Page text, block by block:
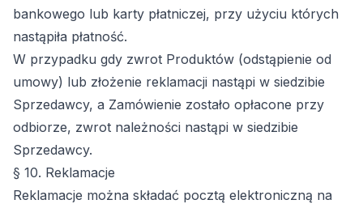
bankowego lub karty płatniczej, przy użyciu których
nastąpiła płatność.
W przypadku gdy zwrot Produktów (odstąpienie od
umowy) lub złożenie reklamacji nastąpi w siedzibie
Sprzedawcy, a Zamówienie zostało opłacone przy
odbiorze, zwrot należności nastąpi w siedzibie
Sprzedawcy.
§ 10. Reklamacje
Reklamacje można składać pocztą elektroniczną na